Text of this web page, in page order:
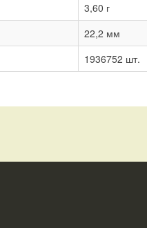
3,60 г
22,2 мм
1936752 шт.